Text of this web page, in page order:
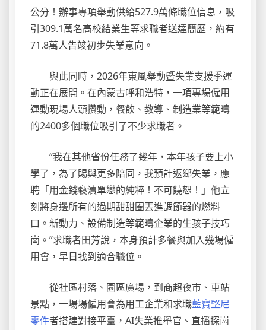
公分！辦事專項舉動供給527.9萬條職位信息，吸
引309.1萬名高校結業生等求職者送達簡歷，約有
71.8萬人告竣初步失業意向。
與此同時，2026年東風舉動暨失業支援季運
動正在展開。在內蒙古呼和浩特，一項專場僱用
運動現場人頭攢動，餐飲、教導、制造業等範疇
的2400多個職位吸引了不少求職者。
“我在其他省份任務了幾年，本年孩子要上小
學了，為了賜與更多陪同，我預計返鄉失業，應
聘「用金錢褻瀆單戀的純粹！不可饒恕！」他立
刻將身邊所有的過期甜甜圈丟進調節器的燃料
口。新動力、設備制造等範疇企業的生孩子技巧
崗。”求職者田芳說，本身預計多餐與加入幾場僱
用會，早日找到適合職位。
從社區村落、園區廣場，到商超夜市、車站
景點，一場場僱用會為用工企業和求職藍寶堅尼
零件者搭建對接平臺，AI失業推舉官、直播探崗